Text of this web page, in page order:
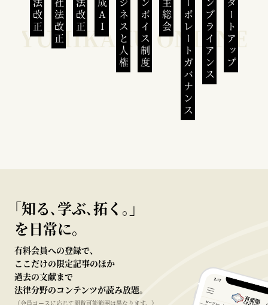
民法改正 会社法改正 刑法改正 生成AI ビジネスと人権インボイス制度 株主総会 コーポレートガバナンスコンプライアンススタートアップ
｢知る､学ぶ､拓く｡｣
を日常に。
有料会員への登録で、
ここだけの限定記事のほか
過去の文献まで
法律分野のコンテンツが読み放題。
（会員コースに応じて閲覧可能範囲は異なります。）